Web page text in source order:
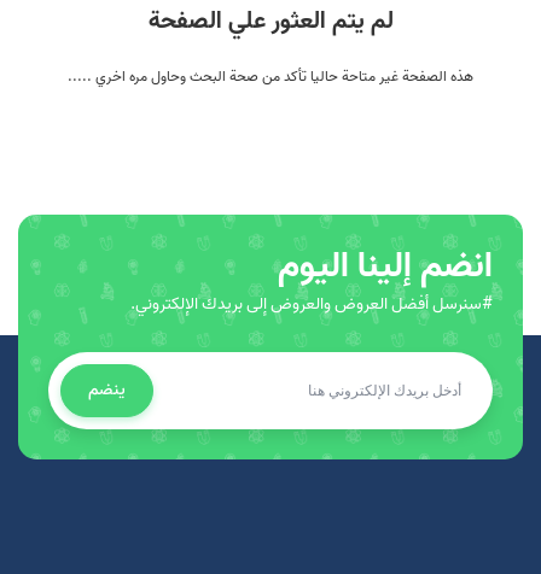
لم يتم العثور علي الصفحة
هذه الصفحة غير متاحة حاليا تأكد من صحة البحث وحاول مره اخري .....
انضم إلينا اليوم
#سنرسل أفضل العروض والعروض إلى بريدك الإلكتروني.
ينضم